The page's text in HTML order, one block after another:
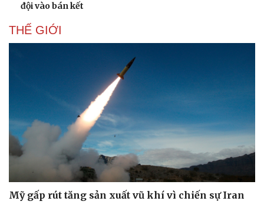
đội vào bán kết
THẾ GIỚI
Mỹ gấp rút tăng sản xuất vũ khí vì chiến sự Iran